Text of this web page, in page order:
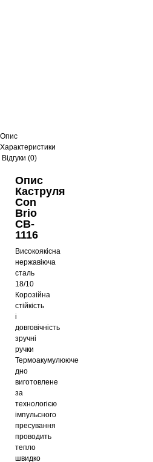
Опис
Характеристики
Відгуки (0)
Опис
Каструля
Con
Brio
CB-
1116
Високоякісна
нержавіюча
сталь
18/10
Корозійна
стійкість
і
довговічність
зручні
ручки
Термоакумулююче
дно
виготовлене
за
технологією
імпульсного
пресування
проводить
тепло
швидко